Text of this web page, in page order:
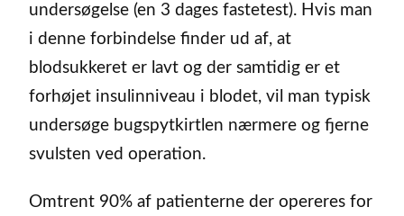
undersøgelse (en 3 dages fastetest). Hvis man
i denne forbindelse finder ud af, at
blodsukkeret er lavt og der samtidig er et
forhøjet insulinniveau i blodet, vil man typisk
undersøge bugspytkirtlen nærmere og fjerne
svulsten ved operation.
Omtrent 90% af patienterne der opereres for